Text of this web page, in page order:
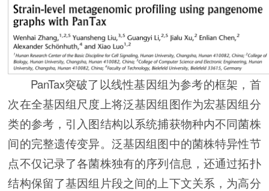
PanTax突破了以线性基因组为参考的框架，首
次在全基因组尺度上将泛基因组图作为宏基因组分
类的参考，引入图结构以系统捕获物种内不同菌株
间的完整遗传变异。泛基因组图中的菌株特异性节
点不仅记录了各菌株独有的序列信息，还通过拓扑
结构保留了基因组片段之间的上下文关系，为高分